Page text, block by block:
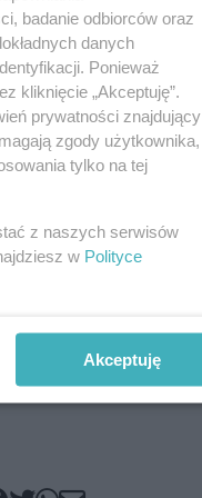
przed
pod
badanie odbiorców oraz
danych
Ponieważ
kliknięcie „Akceptuję”.
prywatności znajdujący
zgody użytkownika,
tylko na tej
z naszych serwisów
w Polityce
Akceptuję